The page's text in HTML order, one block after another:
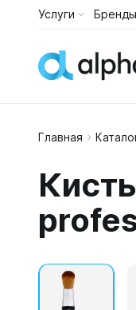
Услуги Бренды
Главная